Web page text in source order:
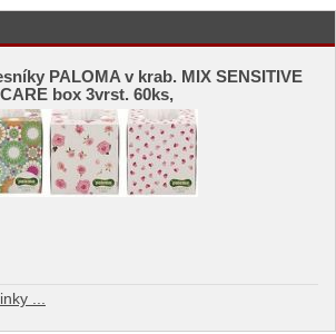
PALOMA v krab. MIX SENSITIVE
CARE box 3vrst. 60ks,
...